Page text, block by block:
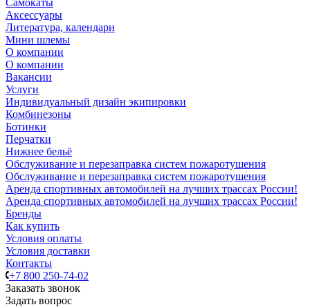
Самокаты
Аксессуары
Литература, календари
Мини шлемы
О компании
О компании
Вакансии
Услуги
Индивидуальный дизайн экипировки
Комбинезоны
Ботинки
Перчатки
Нижнее бельё
Обслуживание и перезаправка систем пожаротушения
Обслуживание и перезаправка систем пожаротушения
Аренда спортивных автомобилей на лучших трассах России!
Аренда спортивных автомобилей на лучших трассах России!
Бренды
Как купить
Условия оплаты
Условия доставки
Контакты
+7 800 250-74-02
Заказать звонок
Задать вопрос